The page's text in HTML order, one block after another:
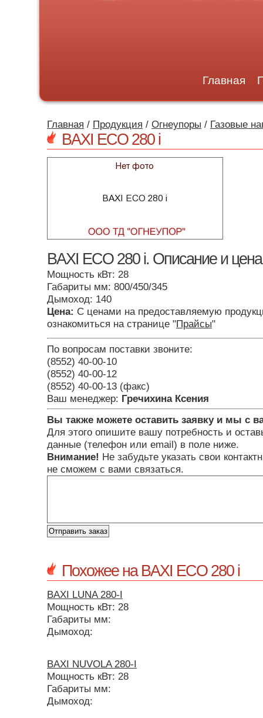
Главная
Главная / Продукция / Огнеупоры / Газовые
BAXI ECO 280 i
BAXI ECO 280 i. Описание и цена
Мощность кВт: 28
Габариты мм: 800/450/345
Дымоход: 140
Цена: С ценами на предоставляемую
ознакомиться на странице "Прайсы"
По вопросам поставки звоните:
(8552) 40-00-10
(8552) 40-00-12
(8552) 40-00-13 (факс)
Ваш менеджер: Гречихина Ксения
Вы также можете оставить заявку и мы с
Для этого опишите вашу потребность и
данные (телефон или email) в поле ниже.
Внимание! Не забудьте указать свои
не сможем с вами связаться.
Похожее на BAXI ECO 280 i
BAXI LUNA 280-I
Мощность кВт: 28
Габариты мм:
Дымоход:
BAXI NUVOLA 280-I
Мощность кВт: 28
Габариты мм:
Дымоход: